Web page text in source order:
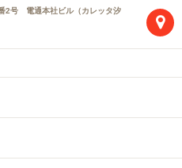
2号 電通本社ビル（カレッタ汐